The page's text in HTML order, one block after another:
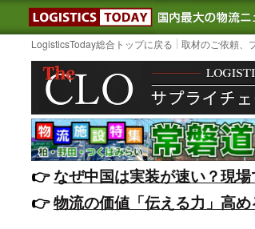
LOGISTICS
LogisticsToday総合トップに戻る 取材のご依頼、
👉️なぜ中国は実装が速い？現
👉️物流の価値「伝える力」高